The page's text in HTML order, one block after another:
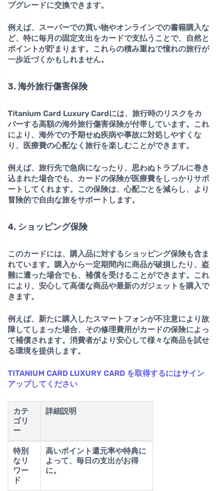
プグレードに交換できます。
例えば、スーパーでの買い物やオンラインでの書籍購入な
ど、特に毎月の固定支出をカードで支払うことで、自然と
ポイントが貯まります。これらの積み重ねで憧れの旅行が
一歩近づくかもしれません。
3. 海外旅行傷害保険
Titanium Card Luxury Cardには、旅行時のリスクをカ
バーする高額の海外旅行傷害保険が付帯しています。これ
により、海外での予期せぬ疾病や事故に対処しやすくな
り、医療費の心配なく旅行を楽しむことができます。
例えば、旅行先で急病になったり、思わぬトラブルに巻き
込まれた場合でも、カードの保険が医療費をしっかりサポ
ートしてくれます。この保険は、心配ごとを減らし、より
冒険的で自由な旅をサポートします。
4. ショッピング保険
このカードには、購入品に対するショッピング保険も含ま
れています。購入から一定期間内に商品が破損したり、盗
難に遭った場合でも、補償を受けることができます。これ
により、安心して高価な商品や最新のガジェットを購入で
きます。
例えば、新たに購入したスマートフォンが不注意により故
障してしまった場合、その修理費用がカードの保険によっ
て補償されます。消費者がより安心して様々な商品を試せ
る環境を提供します。
TITANIUM CARD LUXURY CARD を取得するにはサイン
アップしてください
カテ
ゴリ
ー
詳細説明
特別
なリ
ワー
ド
高いポイント還元率や特典に
よって、毎日の支出がお得
に。